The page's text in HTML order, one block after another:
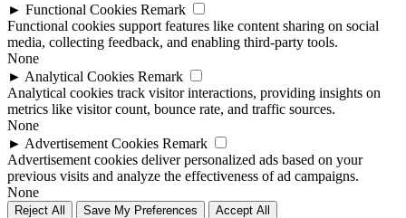
► Functional Cookies Remark
Functional cookies support features like content sharing on social
media, collecting feedback, and enabling third-party tools.
None
► Analytical Cookies Remark
Analytical cookies track visitor interactions, providing insights on
metrics like visitor count, bounce rate, and traffic sources.
None
► Advertisement Cookies Remark
Advertisement cookies deliver personalized ads based on your
previous visits and analyze the effectiveness of ad campaigns.
None
Reject All Save My Preferences Accept All